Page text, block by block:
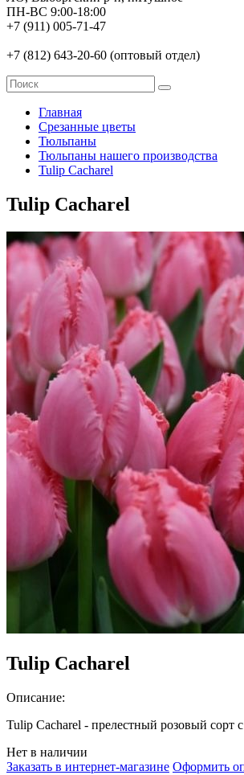
ПН-ВС 9:00-18:00
+7 (911) 005-71-47
+7 (812) 643-20-60 (оптовый отдел)
Главная
Срезанные цветы
Тюльпаны
Тюльпаны нашего производства
Tulip Cacharel
Tulip Cacharel
Tulip Cacharel
Описание:
Tulip Cacharel - прелестный розовый сорт
Нет в наличии
Заказать в интернет-магазине Оформить